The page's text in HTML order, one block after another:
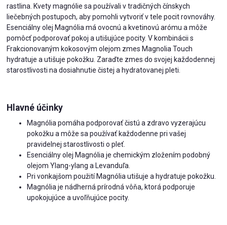
rastlina. Kvety magnólie sa používali v tradičných čínskych
liečebných postupoch, aby pomohli vytvoriť v tele pocit rovnováhy.
Esenciálny olej Magnólia má ovocnú a kvetinovú arómu a môže
pomôcť podporovať pokoj a utišujúce pocity. V kombinácii s
Frakcionovaným kokosovým olejom zmes Magnolia Touch
hydratuje a utišuje pokožku. Zaraďte zmes do svojej každodennej
starostlivosti na dosiahnutie čistej a hydratovanej pleti.
Hlavné účinky
Magnólia pomáha podporovať čistú a zdravo vyzerajúcu
pokožku a môže sa používať každodenne pri vašej
pravidelnej starostlivosti o pleť.
Esenciálny olej Magnólia je chemickým zložením podobný
olejom Ylang-ylang a Levanduľa.
Pri vonkajšom použití Magnólia utišuje a hydratuje pokožku.
Magnólia je nádherná prírodná vôňa, ktorá podporuje
upokojujúce a uvoľňujúce pocity.